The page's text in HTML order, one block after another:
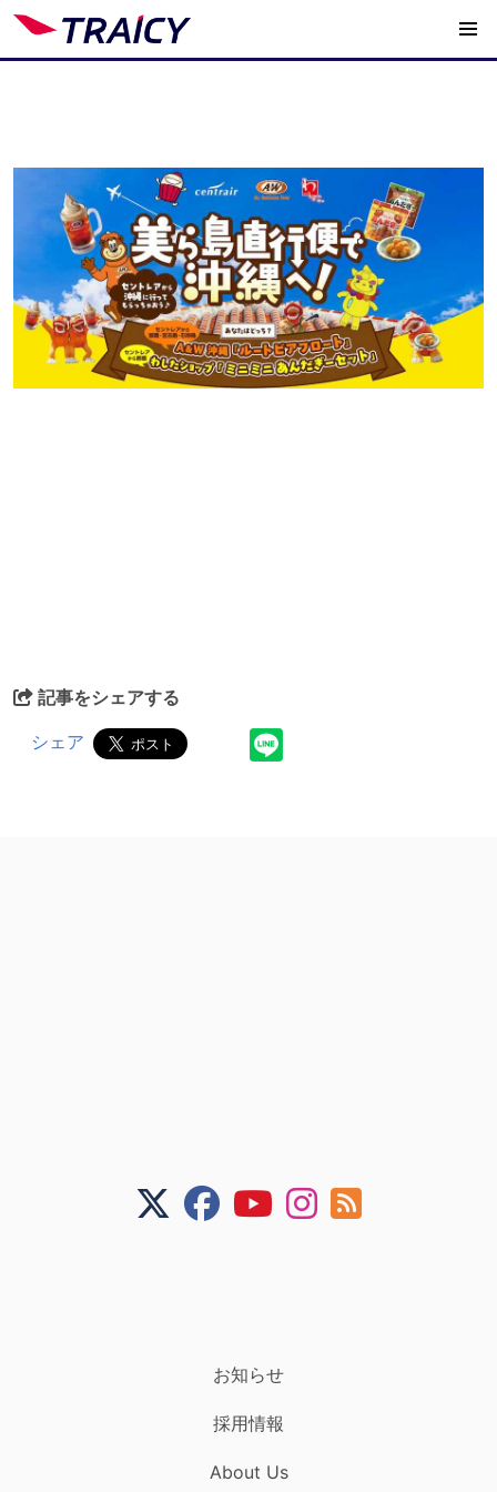
記事をシェアする
シェア
お知らせ
採用情報
About Us